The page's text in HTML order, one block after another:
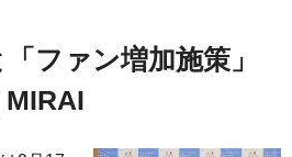
ファン増加施策」